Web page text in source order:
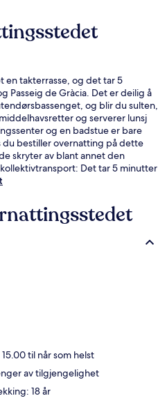
en takterrasse, og det tar 5
Passeig de Gràcia. Det er deilig å
og blir du sulten,
og serverer lunsj
og en badstue er bare
du bestiller overnatting på dette
skryter av blant annet den
Det tar 5 minutter
5 minutter å gå til Ca l'Aranyó
til når som helst
av tilgjengelighet
18 år